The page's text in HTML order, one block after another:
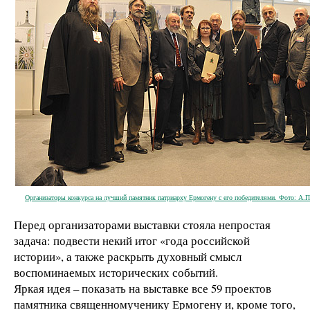
Организаторы конкурса на лучший памятник патриарху Ермогену с его победителями. Фото:
Перед организаторами выставки стояла непростая
задача: подвести некий итог «года российской
истории», а также раскрыть духовный смысл
воспоминаемых исторических событий.
Яркая идея – показать на выставке все 59 проектов
памятника священномученику Ермогену и, кроме того,